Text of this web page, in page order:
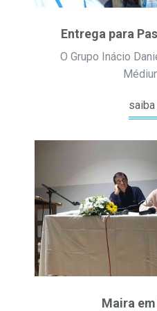
Entrega para
O Grupo Inácio
Maira